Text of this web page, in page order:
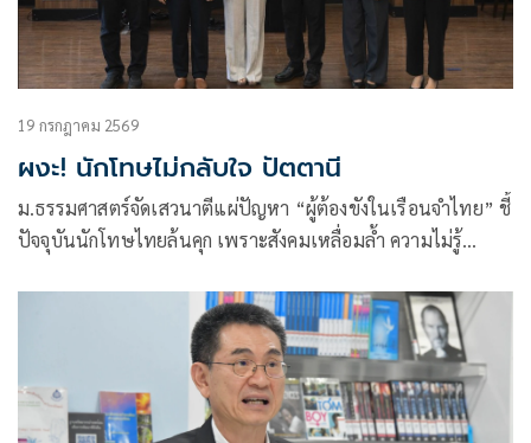
19 กรกฎาคม 2569
ผงะ! นักโทษไม่กลับใจ ปัตตานี
ม.ธรรมศาสตร์จัดเสวนาตีแผ่ปัญหา “ผู้ต้องขังในเรือนจำไทย” ชี้
ปัจจุบันนักโทษไทยล้นคุก เพราะสังคมเหลื่อมล้ำ ความไม่รู้
หลังพ้นโทษ ทำไทยเสียโอกาสทางเศรษฐกิจกว่า “3 แสนล้าน